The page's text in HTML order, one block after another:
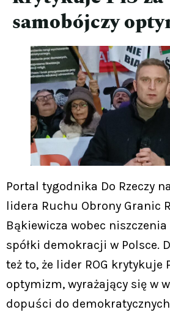
samobójczy
Portal tygodnika Do Rzeczy
lidera Ruchu Obrony Granic
Bąkiewicza wobec
spółki demokracji w Polsce.
też to, że lider ROG krytykuje
optymizm, wyrażający się w
dopuści do